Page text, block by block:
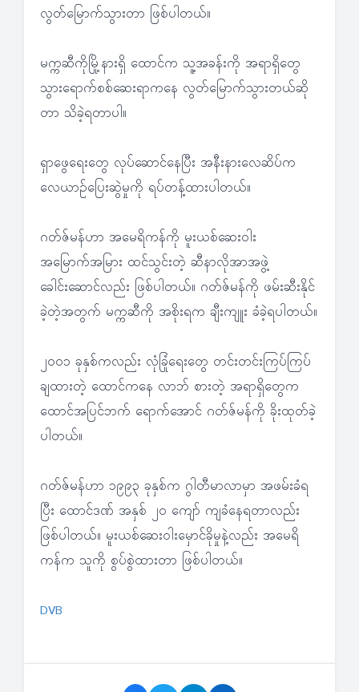
လွတ်မြောက်သွားတာ ဖြစ်ပါတယ်။
မက္ကဆီကိုမြို့နားရှိ ထောင်က သူ့အခန်းကို အရာရှိတွေ
သွားရောက်စစ်ဆေးရာကနေ လွတ်မြောက်သွားတယ်ဆို
တာ သိခဲ့ရတာပါ။
ရှာဖွေရေးတွေ လုပ်ဆောင်နေပြီး အနီးနားလေဆိပ်က
လေယာဉ်ပြေးဆွဲမှုကို ရပ်တန့်ထားပါတယ်။
ဂတ်ဇ်မန်ဟာ အမေရိကန်ကို မူးယစ်ဆေးဝါး
အမြောက်အမြား ထင်သွင်းတဲ့ ဆီနာလိုအာအဖွဲ့
ခေါင်းဆောင်လည်း ဖြစ်ပါတယ်။ ဂတ်ဇ်မန်ကို ဖမ်းဆီးနိုင်
ခဲ့တဲ့အတွက် မက္ကဆီကို အစိုးရက ချီးကျူး ခံခဲ့ရပါတယ်။
၂၀၀၁ ခုနှစ်ကလည်း လုံခြုံရေးတွေ တင်းတင်းကြပ်ကြပ်
ချထားတဲ့ ထောင်ကနေ လာဘ် စားတဲ့ အရာရှိတွေက
ထောင်အပြင်ဘက် ရောက်အောင် ဂတ်ဇ်မန်ကို ခိုးထုတ်ခဲ့
ပါတယ်။
ဂတ်ဇ်မန်ဟာ ၁၉၉၃ ခုနှစ်က ဂွါတီမာလာမှာ အဖမ်းခံရ
ပြီး ထောင်ဒဏ် အနှစ် ၂၀ ကျော် ကျခံနေရတာလည်း
ဖြစ်ပါတယ်။ မူးယစ်ဆေးဝါးမှောင်ခိုမှုနဲ့လည်း အမေရိ
ကန်က သူကို စွပ်စွဲထားတာ ဖြစ်ပါတယ်။
DVB